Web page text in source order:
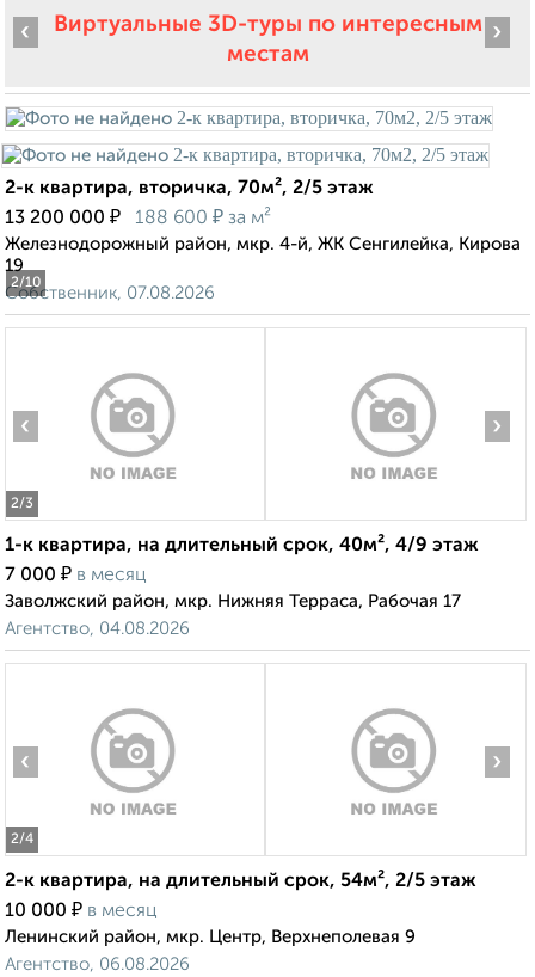
Виртуальные 3D-туры по интересным
местам
2/10
‹ ›
2-к квартира, вторичка, 70м², 2/5 этаж
13 200 000 ₽ 188 600 ₽ за м²
Железнодорожный район, мкр. 4-й, ЖК Сенгилейка, Кирова
19
Собственник, 07.08.2026
2/3
‹ ›
1-к квартира, на длительный срок, 40м², 4/9 этаж
7 000 ₽ в месяц
Заволжский район, мкр. Нижняя Терраса, Рабочая 17
Агентство, 04.08.2026
2/4
‹ ›
2-к квартира, на длительный срок, 54м², 2/5 этаж
10 000 ₽ в месяц
Ленинский район, мкр. Центр, Верхнеполевая 9
Агентство, 06.08.2026